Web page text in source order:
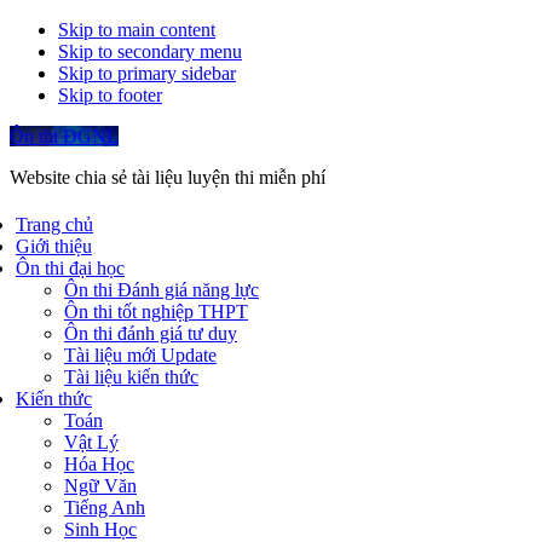
Skip to main content
Skip to secondary menu
Skip to primary sidebar
Skip to footer
Ôn thi ĐGNL
Website chia sẻ tài liệu luyện thi miễn phí
Trang chủ
Giới thiệu
Ôn thi đại học
Ôn thi Đánh giá năng lực
Ôn thi tốt nghiệp THPT
Ôn thi đánh giá tư duy
Tài liệu mới Update
Tài liệu kiến thức
Kiến thức
Toán
Vật Lý
Hóa Học
Ngữ Văn
Tiếng Anh
Sinh Học